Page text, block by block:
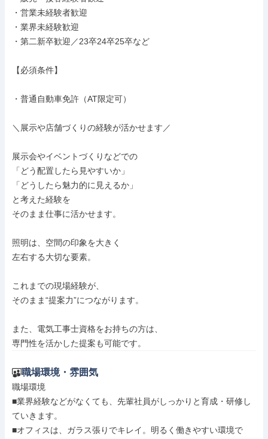
・営業未経験者歓迎
・業界未経験歓迎
・第二新卒歓迎／23卒24卒25卒など
【必須条件】
・普通自動車免許（AT限定可）
＼展示や店舗づくりの経験が活かせます／
展示会やイベントづくりなどでの
「どう配置したら見やすいか」
「どうしたら魅力的に見えるか」
と考えた経験を
そのまま仕事に活かせます。
照明は、空間の印象を大きく
左右する大切な要素。
これまでの現場経験が、
そのまま“提案力”につながります。
また、電気工事士資格をお持ちの方は、
専門性を活かした提案も可能です。
職場環境・雰囲気
職場環境
■業界経験などがなくても、先輩社員がしっかりと育成・研修し
ていきます。
■オフィスは、ガラス張りでキレイ。明るく働きやすい環境で